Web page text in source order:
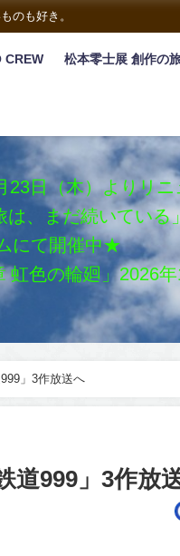
のも好き。
CREW 松本零士展 創作の
日（木）よりリ
、まだ続いている
にて開催中★
虹色の輪廻」2026
」3作放送へ
道999」3作放